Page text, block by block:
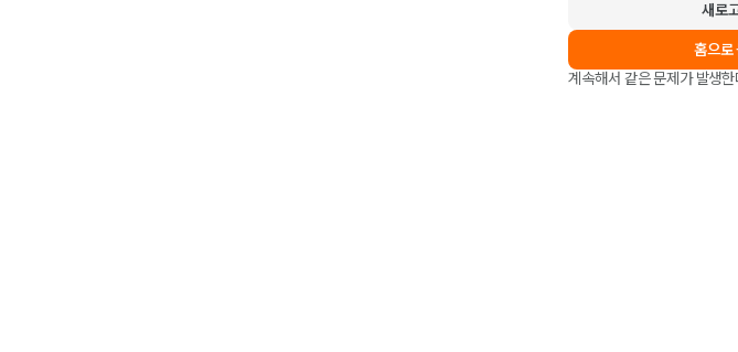
새로
홈으로
계속해서 같은 문제가 발생한